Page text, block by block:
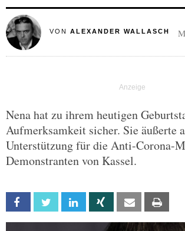
VON ALEXANDER WALLASCH
Nena hat zu ihrem heutigen
Aufmerksamkeit sicher. Sie äußerte
Unterstützung für die Anti-Corona-
Demonstranten von Kassel.
Facebook Twitter Linkedin Xing Email